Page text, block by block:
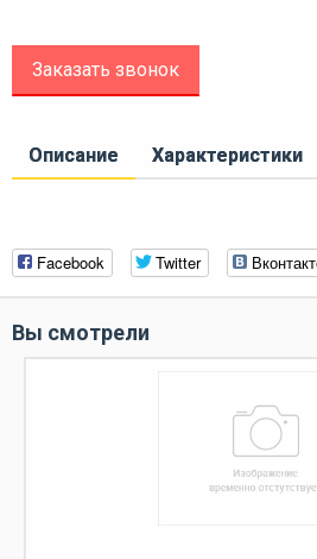
Заказать звонок
Описание Характеристики
Facebook Twitter
Вы смотрели